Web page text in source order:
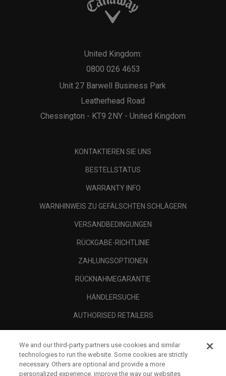
Unit 27 Barwell Business Park
Leatherhead Road
Chessington - KT9 2NY - United Kingdom
United Kingdom:
0800 026 4653
KONTAKTIEREN SIE UNS
BESTELLSTATUS
WARRANTY INFO
WARNHINWEIS ZU GEFÄLSCHTEN SCHLÄGERN
VERSANDBEDINGUNGEN
RÜCKGABE-RICHTLINIE
ZAHLUNGSOPTIONEN
RÜCKNAHMEGARANTIE
HÄNDLERSUCHE
AUTHORISED RETAILERS
UNTERNEHMENSPROFIL
RECHTLICHES-
We and our third-party partners use cookies and similar
technologies to run the website. Some cookies are strictly
necessary. Others are optional and provide a more
personalized experience, improve the way our websites